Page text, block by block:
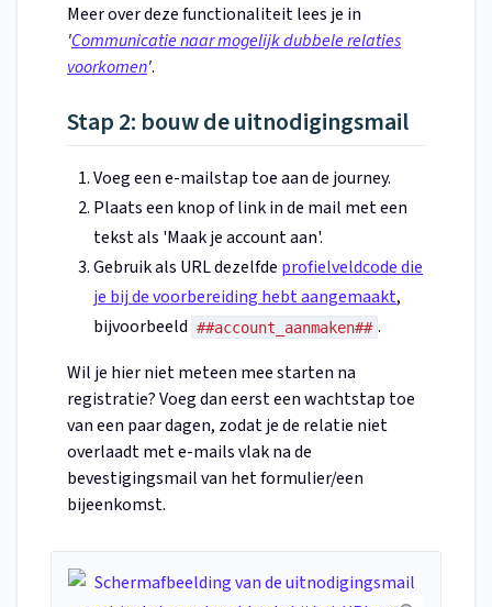
Meer over deze functionaliteit lees je in
'Communicatie naar mogelijk dubbele relaties
voorkomen'.
Stap 2: bouw de uitnodigingsmail
Voeg een e-mailstap toe aan de journey.
Plaats een knop of link in de mail met een
tekst als 'Maak je account aan'.
Gebruik als URL dezelfde profielveldcode die
je bij de voorbereiding hebt aangemaakt,
bijvoorbeeld ##account_aanmaken## .
Wil je hier niet meteen mee starten na
registratie? Voeg dan eerst een wachtstap toe
van een paar dagen, zodat je de relatie niet
overlaadt met e-mails vlak na de
bevestigingsmail van het formulier/een
bijeenkomst.